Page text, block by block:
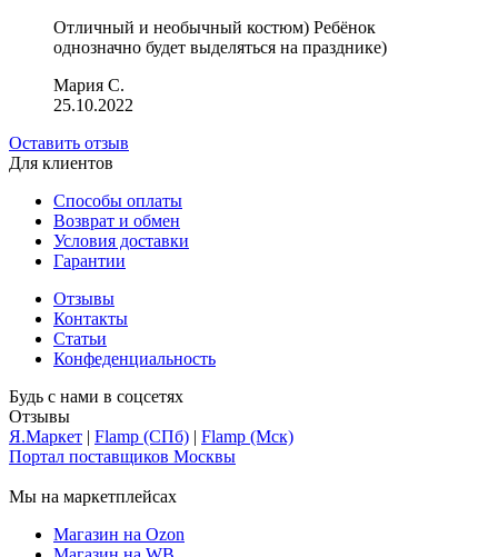
Отличный и необычный костюм) Ребёнок
однозначно будет выделяться на празднике)
Мария С.
25.10.2022
Оставить отзыв
Для клиентов
Способы оплаты
Возврат и обмен
Условия доставки
Гарантии
Отзывы
Контакты
Статьи
Конфеденциальность
Будь с нами в соцсетях
Отзывы
Я.Маркет | Flamp (СПб) | Flamp (Мск)
Портал поставщиков Москвы
Мы на маркетплейсах
Магазин на Ozon